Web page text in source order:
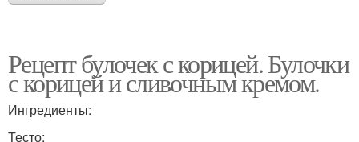
Рецепт булочек с корицей. Булочки
с корицей и сливочным кремом.
Ингредиенты:
Тесто: